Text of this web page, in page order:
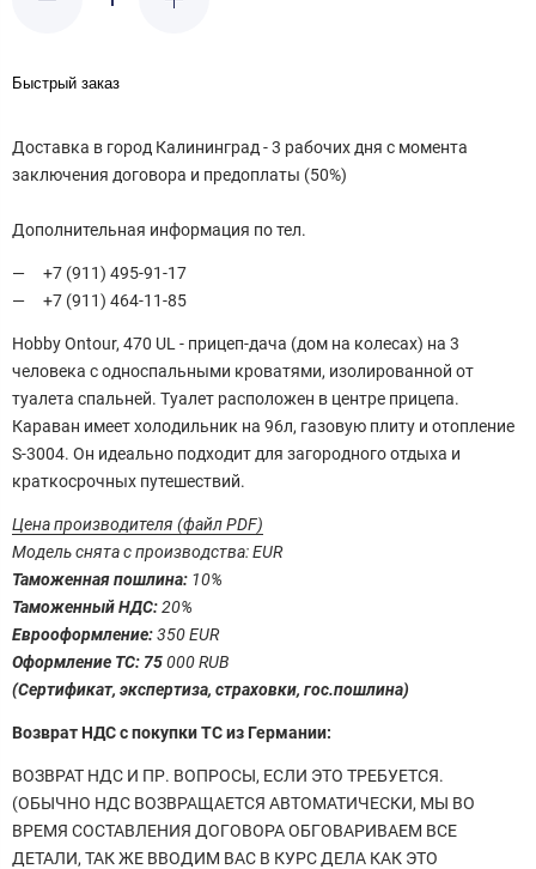
Быстрый заказ
Доставка в город Калининград - 3 рабочих дня с момента
заключения договора и предоплаты (50%)
Дополнительная информация по тел.
+7 (911) 495-91-17
+7 (911) 464-11-85
Hobby Ontour, 470 UL - прицеп-дача (дом на колесах) на 3
человека с односпальными кроватями, изолированной от
туалета спальней. Туалет расположен в центре прицепа.
Караван имеет холодильник на 96л, газовую плиту и отопление
S-3004. Он идеально подходит для загородного отдыха и
краткосрочных путешествий.
Цена производителя (файл PDF)
Модель снята с производства: EUR
Таможенная пошлина: 10%
Таможенный НДС:20%
Еврооформление:350 EUR
Оформление ТС: 75000 RUB
(Сертификат, экспертиза, страховки, гос.пошлина)
Возврат НДС с покупки ТС из Германии:
ВОЗВРАТ НДС И ПР. ВОПРОСЫ, ЕСЛИ ЭТО ТРЕБУЕТСЯ.
(ОБЫЧНО НДС ВОЗВРАЩАЕТСЯ АВТОМАТИЧЕСКИ, МЫ ВО
ВРЕМЯ СОСТАВЛЕНИЯ ДОГОВОРА ОБГОВАРИВАЕМ ВСЕ
ДЕТАЛИ, ТАК ЖЕ ВВОДИМ ВАС В КУРС ДЕЛА КАК ЭТО